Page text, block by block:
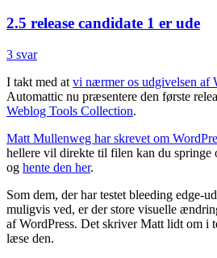
2.5 release candidate 1 er ude
3 svar
I takt med at vi nærmer os udgivelsen af
Automattic nu præsentere den første
Weblog Tools Collection.
Matt Mullenweg har skrevet om
hellere vil direkte til filen kan du springe
og hente den her.
Som dem, der har testet bleeding edge-
muligvis ved, er der store visuelle
af WordPress. Det skriver Matt lidt om i
læse den.